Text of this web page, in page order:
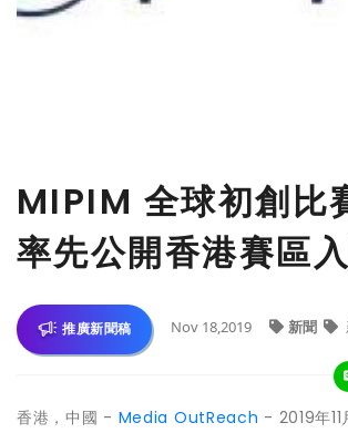
MIPIM 全球初創比
率先公開香港賽區
推廣新聞稿 Nov 18,2019 新聞
香港，中國 - Media OutReach - 2019年11